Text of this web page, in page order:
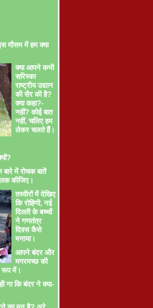
मौसम में हम क्या
क्या आपने कभी
सरिस्का
राष्ट्रीय उद्यान
की सैर की है?
क्या कहा?-
नहीं? कोई बात
नहीं, चलिए हम
लेकर चलते हैं।
में रोचक बातें
कीजिए।
तस्वीरों में देखिए
कि रोहिणी, नई
दिल्ली के बच्चों
ने गणतंत्र
दिवस कैसे
मनाया।
आपने बंदर और
मगरमच्छ की
रूप में।
ना कि बंदर ने क्या-